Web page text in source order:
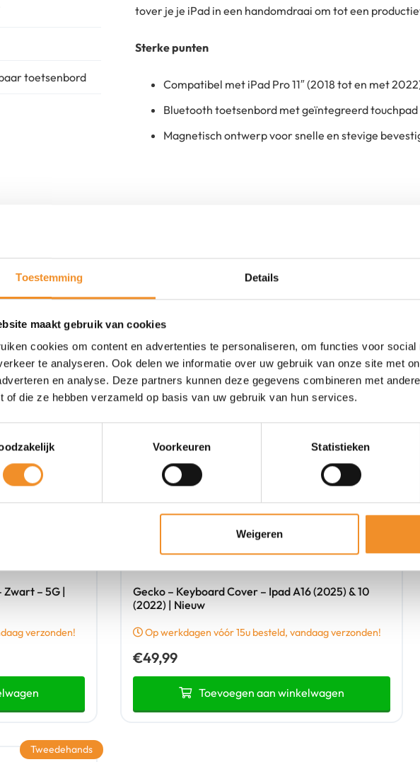
Toestemming Details
maakt gebruik van cookies
cookies om content en advertenties te personaliseren, om functies voor social
te analyseren. Ook delen we informatie over uw gebruik van onze site met
en analyse. Deze partners kunnen deze gegevens combineren met
of die ze hebben verzameld op basis van uw gebruik van hun services.
Voorkeuren Statistieken
Weigeren
toetsenbord
tover je je iPad in een handomdraai om tot een
Sterke punten
Compatibel met iPad Pro 11″ (2018 tot en met
Bluetooth toetsenbord met geïntegreerd touchpad
Magnetisch ontwerp voor snelle en stevige
Zwart – 5G |
verzonden!
Gecko – Keyboard Cover – Ipad A16 (2025) & 10
(2022) | Nieuw
Op werkdagen vóór 15u besteld, vandaag verzonden!
€49,99
Toevoegen aan winkelwagen
Tweedehands